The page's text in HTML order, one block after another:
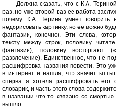
Должна сказать, что с К.А.
раз, но уже второй раз её работа
почему. К.А. Терина умеет
недорисовать картинку, но её можно
фантазии, конечно). Эти слова,
тексту между строк, половину
фантазии), половину
развлечение). Единственное, что не
расшифровка названия повести. Это
в интернет и нашла, что значит
сперва я хотела расшифровать его
словарик, и часть этого слова
в названии что-то связано со
вышло.